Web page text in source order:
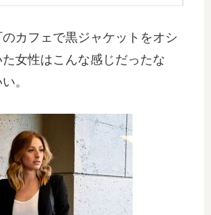
カフェで黒ジャケットをオシ
女性はこんな感じだったな
。